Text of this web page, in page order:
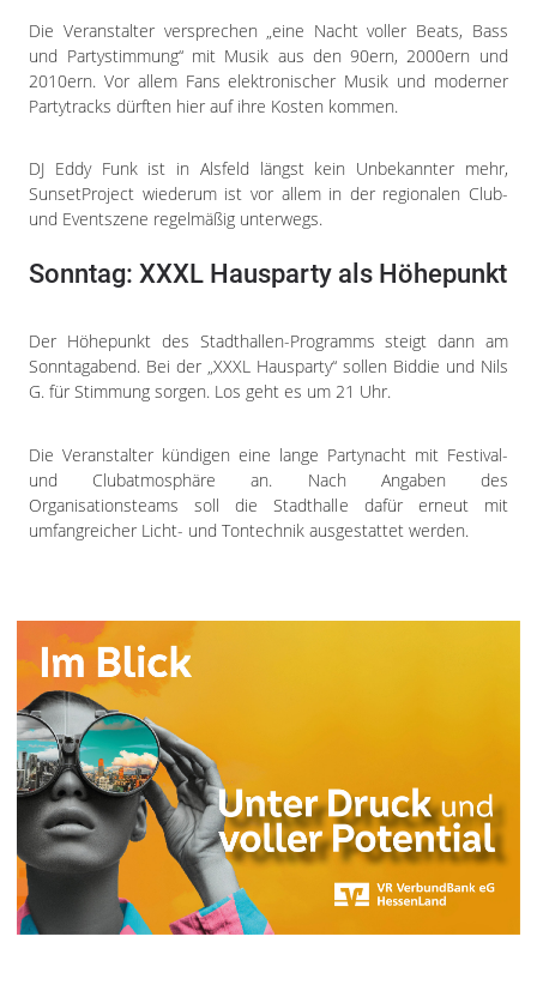
Die Veranstalter versprechen „eine Nacht voller Beats, Bass
und Partystimmung“ mit Musik aus den 90ern, 2000ern und
2010ern. Vor allem Fans elektronischer Musik und moderner
Partytracks dürften hier auf ihre Kosten kommen.
DJ Eddy Funk ist in Alsfeld längst kein Unbekannter mehr,
SunsetProject wiederum ist vor allem in der regionalen Club-
und Eventszene regelmäßig unterwegs.
Sonntag: XXXL Hausparty als Höhepunkt
Der Höhepunkt des Stadthallen-Programms steigt dann am
Sonntagabend. Bei der „XXXL Hausparty“ sollen Biddie und Nils
G. für Stimmung sorgen. Los geht es um 21 Uhr.
Die Veranstalter kündigen eine lange Partynacht mit Festival-
und Clubatmosphäre an. Nach Angaben des
Organisationsteams soll die Stadthalle dafür erneut mit
umfangreicher Licht- und Tontechnik ausgestattet werden.